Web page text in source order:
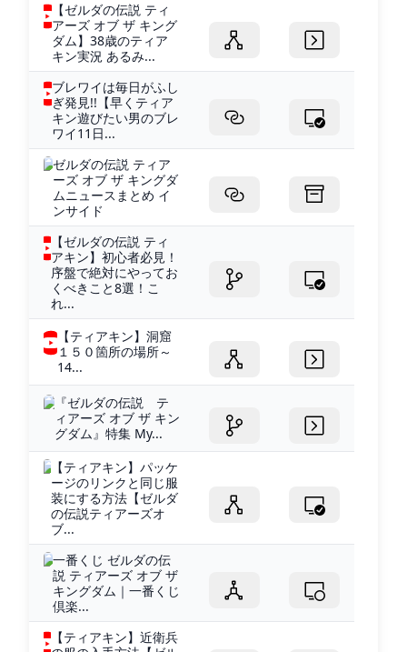
【ゼルダの伝説 ティ
アーズ オブ ザ キング
ダム】38歳のティア
キン実況 あるみ...
ブレワイは毎日がふし
ぎ発見!!【早くティア
キン遊びたい男のブレ
ワイ11日...
ゼルダの伝説 ティア
ーズ オブ ザ キングダ
ムニュースまとめ イ
ンサイド
【ゼルダの伝説 ティ
アキン】初心者必見！
序盤で絶対にやってお
くべきこと8選！こ
れ...
【ティアキン】洞窟
１５０箇所の場所～
14...
『ゼルダの伝説 テ
ィアーズ オブ ザ キン
グダム』特集 My...
【ティアキン】パッケ
ージのリンクと同じ服
装にする方法【ゼルダ
の伝説ティアーズオ
ブ...
一番くじ ゼルダの伝
説 ティアーズ オブ ザ
キングダム｜一番くじ
倶楽...
【ティアキン】近衛兵